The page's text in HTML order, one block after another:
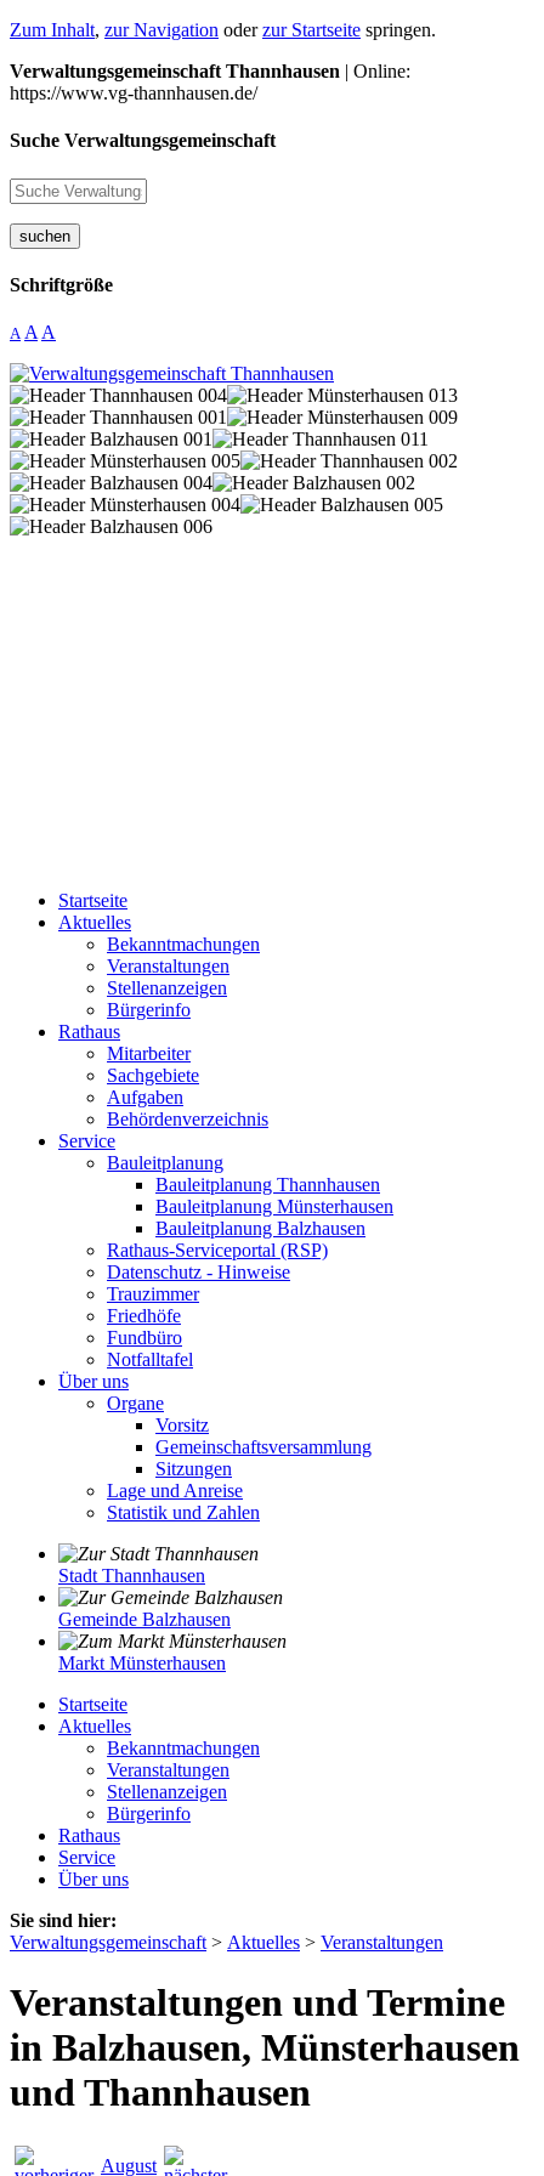
Zum Inhalt, zur Navigation oderzur Startseite springen.
Verwaltungsgemeinschaft Thannhausen | Online:
https://www.vg-thannhausen.de/
Suche Verwaltungsgemeinschaft
suchen
Schriftgröße
A A A
Startseite
Aktuelles
Bekanntmachungen
Veranstaltungen
Stellenanzeigen
Bürgerinfo
Rathaus
Mitarbeiter
Sachgebiete
Aufgaben
Behördenverzeichnis
Service
Bauleitplanung
Bauleitplanung Thannhausen
Bauleitplanung Münsterhausen
Bauleitplanung Balzhausen
Rathaus-Serviceportal (RSP)
Datenschutz - Hinweise
Trauzimmer
Friedhöfe
Fundbüro
Notfalltafel
Über uns
Organe
Vorsitz
Gemeinschaftsversammlung
Sitzungen
Lage und Anreise
Statistik und Zahlen
Stadt Thannhausen
Gemeinde Balzhausen
Markt Münsterhausen
Startseite
Aktuelles
Bekanntmachungen
Veranstaltungen
Stellenanzeigen
Bürgerinfo
Rathaus
Service
Über uns
Sie sind hier:
Verwaltungsgemeinschaft > Aktuelles > Veranstaltungen
Veranstaltungen und Termine
in Balzhausen, Münsterhausen
und Thannhausen
August